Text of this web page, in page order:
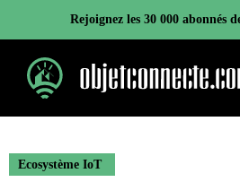
contenu
Rejoignez les 30 000 abonnés
Ecosystème IoT